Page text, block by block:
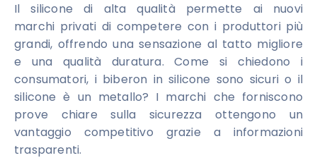
Il silicone di alta qualità permette ai nuovi
marchi privati ​​di competere con i produttori più
grandi, offrendo una sensazione al tatto migliore
e una qualità duratura. Come si chiedono i
consumatori, i biberon in silicone sono sicuri o il
silicone è un metallo? I marchi che forniscono
prove chiare sulla sicurezza ottengono un
vantaggio competitivo grazie a informazioni
trasparenti.